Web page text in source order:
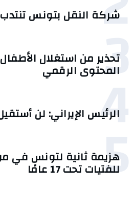
شركة النقل بتونس
3
تحذير من استغلال
المحتوى الرقمي
4
الرئيس الإيراني: لن
5
هزيمة ثانية لتونس في
للفتيات تحت 17 عامًا